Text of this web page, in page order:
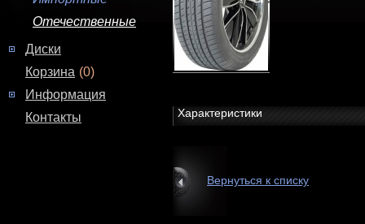
Отечественные
Диски
Корзина (0)
Информация
Контакты
Характеристики
Вернуться к списку